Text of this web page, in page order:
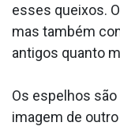
esses queixos.
mas também
antigos quanto
Os espelhos
imagem de